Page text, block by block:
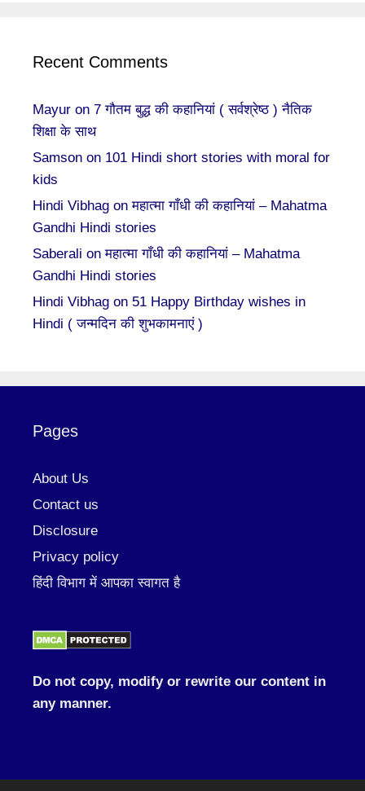
Recent Comments
Mayur on 7 गौतम बुद्ध की कहानियां ( सर्वश्रेष्ठ ) नैतिक
शिक्षा के साथ
Samson on 101 Hindi short stories with moral for
kids
Hindi Vibhag onमहात्मा गाँधी की कहानियां – Mahatma
Gandhi Hindi stories
Saberali onमहात्मा गाँधी की कहानियां – Mahatma
Gandhi Hindi stories
Hindi Vibhag on 51 Happy Birthday wishes in
Hindi ( जन्मदिन की शुभकामनाएं )
Pages
About Us
Contact us
Disclosure
Privacy policy
हिंदी विभाग में आपका स्वागत है
Do not copy, modify or rewrite our content in
any manner.